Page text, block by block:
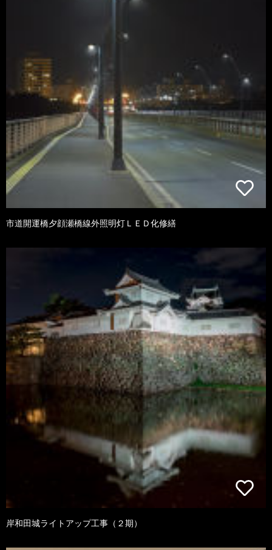
市道開運橋夕顔瀬橋線外照明灯ＬＥＤ化修繕
岸和田城ライトアップ工事（２期）